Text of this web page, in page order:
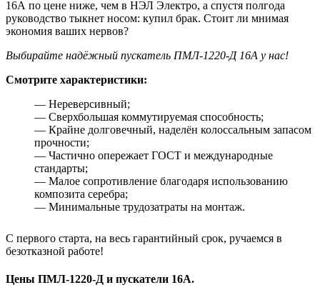
16А по цене ниже, чем в НЭЛ Электро, а спустя полгода
руководство тыкнет носом: купил брак. Стоит ли мнимая
экономия ваших нервов?
Выбирайте надёжный пускатель ПМЛ-1220-Д 16А у нас!
Смотрите характеристики:
— Нереверсивный;
— Сверхбольшая коммутируемая способность;
— Крайне долговечный, наделён колоссальным запасом
прочности;
— Частично опережает ГОСТ и международные
стандарты;
— Малое сопротивление благодаря использованию
композита серебра;
— Минимальные трудозатраты на монтаж.
С первого старта, на весь гарантийный срок, ручаемся в
безотказной работе!
Цены ПМЛ-1220-Д и пускатели 16А.